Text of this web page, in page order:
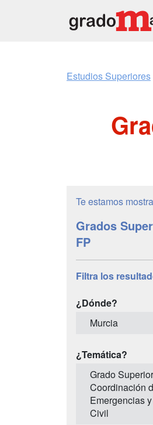
Estudios Superiores
Te estamos
Grados
FP
Filtra los
¿Dónde?
Murcia
¿Temática?
Grado
Coordinación
Emergencias
Civil